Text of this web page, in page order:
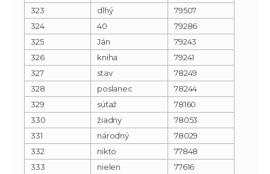
323
dlhý
79507
324
40
79286
325
Ján
79243
326
kniha
79241
327
stav
78249
328
poslanec
78244
329
súťaž
78160
330
žiadny
78053
331
národný
78029
332
nikto
77848
333
nielen
77616